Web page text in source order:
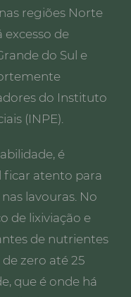
regiões Norte
excesso de
do Sul e
do Instituto
(INPE).
é
atento para
lavouras. No
de lixiviação e
de nutrientes
zero até 25
que é onde há